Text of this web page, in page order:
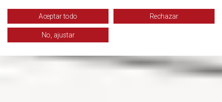
Aceptar todo Rechazar
No, ajustar